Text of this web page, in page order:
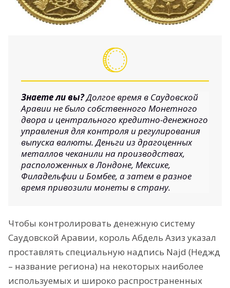
Знаете ли вы?Долгое время в Саудовской
Аравии не было собственного Монетного
двора и центрального кредитно-денежного
управления для контроля и регулирования
выпуска валюты. Деньги из драгоценных
металлов чеканили на производствах,
расположенных в Лондоне, Мексике,
Филадельфии и Бомбее, а затем в разное
время привозили монеты в страну.
Чтобы контролировать денежную систему
Саудовской Аравии, король Абдель Азиз указал
проставлять специальную надпись Najd (Неджд
– название региона) на некоторых наиболее
используемых и широко распространенных